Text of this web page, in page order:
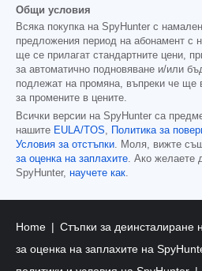
Общи условия
Всяка покупка на SpyHunter с
предложения период на абонамент с
ще се прилагат стандартните цени,
за автоматично подновяване и/или
подлежат на промяна, въпреки че ще
за промените в цените.
Всички версии на SpyHunter са
нашите EULA/TOS, Политика за
Условия за отстъпки. Моля, вижте
за оценка на заплахите. Ако желаете
SpyHunter, научете как.
Home Стъпки за деинсталиране
за оценка на заплахите на